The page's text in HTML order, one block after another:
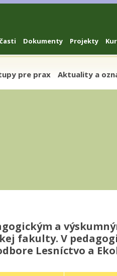
Dokumenty Projekty
pre prax Aktuality a
a
fakulty. V
Lesníctvo a